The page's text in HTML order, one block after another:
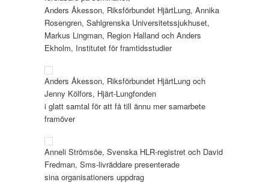
Anders Åkesson, Riksförbundet HjärtLung, Annika
Rosengren, Sahlgrenska Universitetssjukhuset,
Markus Lingman, Region Halland och Anders
Ekholm, Institutet för framtidsstudier
Anders Åkesson, Riksförbundet HjärtLung och
Jenny Kölfors, Hjärt-Lungfonden
i glatt samtal för att få till ännu mer samarbete
framöver
Anneli Strömsöe, Svenska HLR-registret och David
Fredman, Sms-livräddare presenterade
sina organisationers uppdrag